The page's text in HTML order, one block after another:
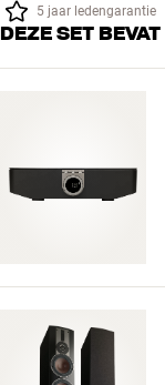
5 jaar ledengarantie
DEZE SET BEVAT